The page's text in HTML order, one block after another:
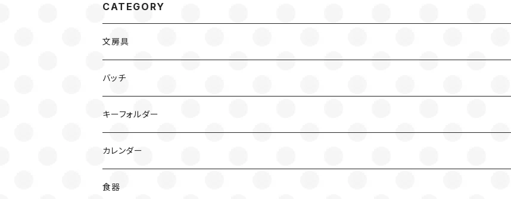
CATEGORY
文房具
バッチ
キーフォルダー
カレンダー
食器